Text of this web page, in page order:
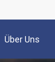
Über Uns